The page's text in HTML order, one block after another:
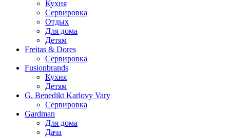
Кухня
Сервировка
Отдых
Для дома
Детям
Freitas & Dores
Сервировка
Fusionbrands
Кухня
Детям
G. Benedikt Karlovy Vary
Сервировка
Gardman
Для дома
Дача